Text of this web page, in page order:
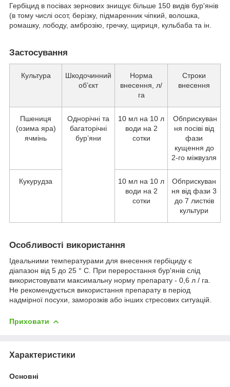
Гербіцид в посівах зернових знищує більше 150 видів бур'янів
(в тому числі осот, берізку, підмаренник чіпкий, волошка,
ромашку, лободу, амброзію, гречку, щириця, кульбаба та ін.
Застосування
Культура
Шкодочинний
об’єкт
Норма
внесення, л/
га
Строки
внесення
Пшениця
(озима яра)
ячмінь
Однорічні та
багаторічні
бур’яни
10 мл на 10 л
води на 2
сотки
Обприскуван
ня посіві від
фази
кущення до
2-го міжвузля
Кукурудза
10 мл на 10 л
води на 2
сотки
Обприскуван
ня від фази 3
до 7 листків
культури
Особливості використання
Ідеальними температурами для внесення гербіциду є
діапазон від 5 до 25 ° С. При переростання бур'янів слід
використовувати максимальну норму препарату - 0,6 л / га.
Не рекомендується використання препарату в період
надмірної посухи, заморозків або інших стресових ситуацій.
Приховати
Характеристики
Основні